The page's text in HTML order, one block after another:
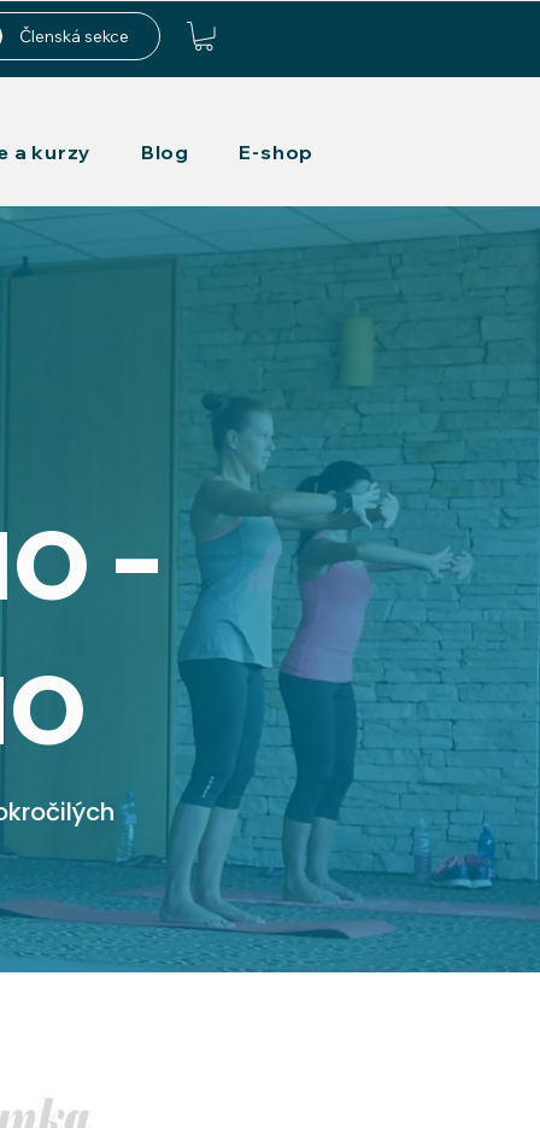
Členská sekce
a kurzy Blog E-shop
-